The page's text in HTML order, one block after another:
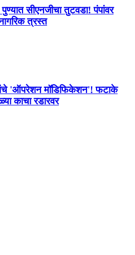
पुण्यात सीएनजीचा तुटवडा! पंपांवर
त्रस्त
'ऑपरेशन मॉडिफिकेशन'! फटाके
काचा रडारवर